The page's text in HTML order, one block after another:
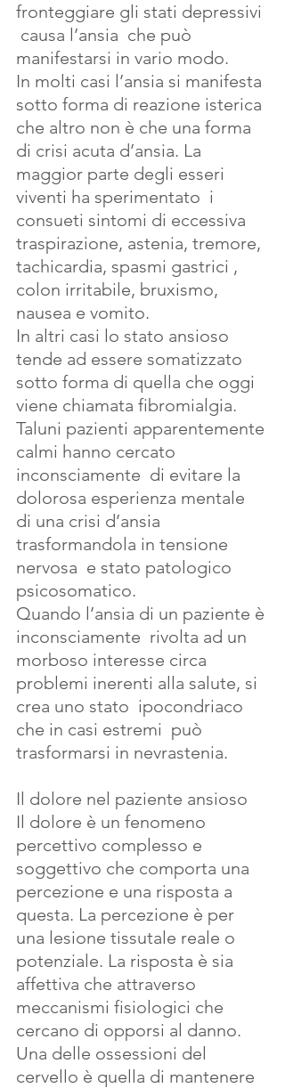
fronteggiare gli stati depressivi
causa l’ansia  che può
manifestarsi in vario modo.
In molti casi l’ansia si manifesta
sotto forma di reazione isterica
che altro non è che una forma
di crisi acuta d’ansia. La
maggior parte degli esseri
viventi ha sperimentato  i
consueti sintomi di eccessiva
traspirazione, astenia, tremore,
tachicardia, spasmi gastrici ,
colon irritabile, bruxismo,
nausea e vomito.
In altri casi lo stato ansioso
tende ad essere somatizzato
sotto forma di quella che oggi
viene chiamata fibromialgia.
Taluni pazienti apparentemente
calmi hanno cercato
inconsciamente  di evitare la
dolorosa esperienza mentale
di una crisi d’ansia
trasformandola in tensione
nervosa  e stato patologico
psicosomatico.
Quando l’ansia di un paziente è
inconsciamente  rivolta ad un
morboso interesse circa
problemi inerenti alla salute, si
crea uno stato  ipocondriaco
che in casi estremi  può
trasformarsi in nevrastenia.
Il dolore nel paziente ansioso
Il dolore è un fenomeno
percettivo complesso e
soggettivo che comporta una
percezione e una risposta a
questa. La percezione è per
una lesione tissutale reale o
potenziale. La risposta è sia
affettiva che attraverso
meccanismi fisiologici che
cercano di opporsi al danno.
Una delle ossessioni del
cervello è quella di mantenere